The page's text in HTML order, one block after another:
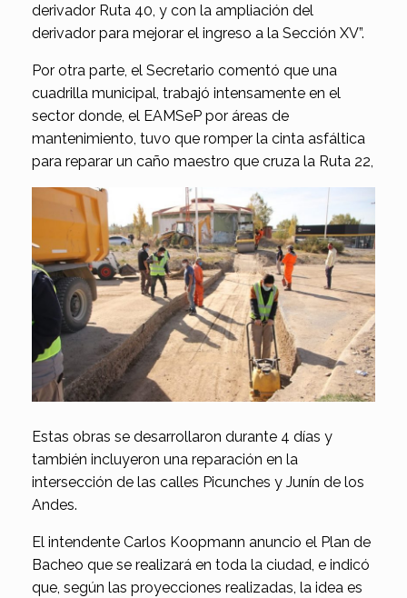
derivador Ruta 40, y con la ampliación del
derivador para mejorar el ingreso a la Sección XV”.
Por otra parte, el Secretario comentó que una
cuadrilla municipal, trabajó intensamente en el
sector donde, el EAMSeP por áreas de
mantenimiento, tuvo que romper la cinta asfáltica
para reparar un caño maestro que cruza la Ruta 22,
Estas obras se desarrollaron durante 4 días y
también incluyeron una reparación en la
intersección de las calles Picunches y Junín de los
Andes.
El intendente Carlos Koopmann anuncio el Plan de
Bacheo que se realizará en toda la ciudad, e indicó
que, según las proyecciones realizadas, la idea es